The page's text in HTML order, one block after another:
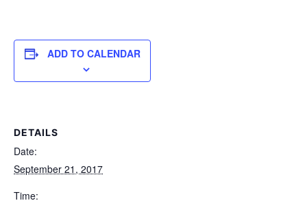
ADD TO CALENDAR
DETAILS
Date:
September 21, 2017
Time: